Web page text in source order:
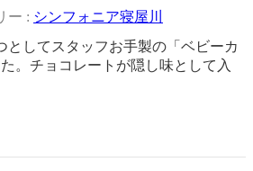
ー : シンフォニア寝屋川
としてスタッフお手製の「ベビーカ
。チョコレートが隠し味として入